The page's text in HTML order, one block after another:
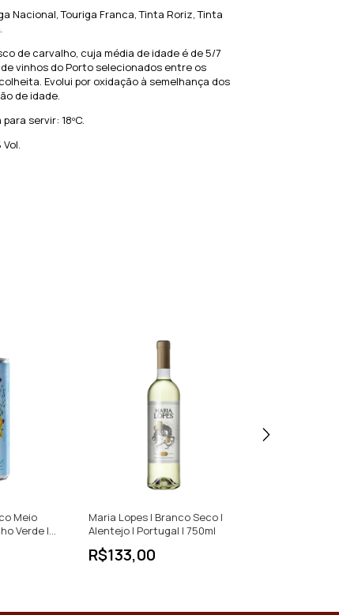
Nacional, Touriga Franca, Tinta Roriz, Tinta
de carvalho, cuja média de idade é de 5/7
vinhos do Porto selecionados entre os
Evolui por oxidação à semelhança dos
de idade.
servir: 18ºC.
Meio
Verde |
Maria Lopes | Branco Seco |
Alentejo | Portugal | 750ml
R$133,00